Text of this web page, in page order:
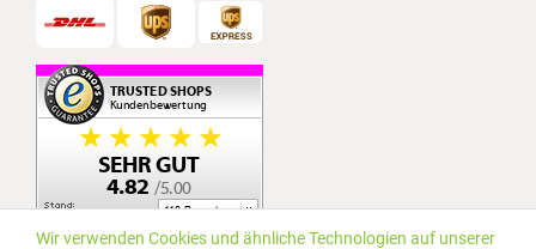
Wir verwenden Cookies und ähnliche Technologien auf unserer